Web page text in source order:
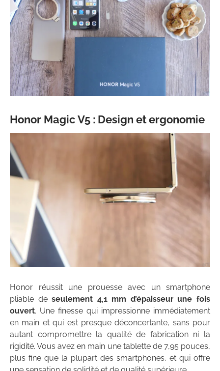
Honor Magic V5 : Design et ergonomie
Honor réussit une prouesse avec un smartphone
pliable deseulement 4,1 mm d’épaisseur une fois
ouvert. Une finesse qui impressionne immédiatement
en main et qui est presque déconcertante, sans pour
autant compromettre la qualité de fabrication ni la
rigidité. Vous avez en main une tablette de 7,95 pouces,
plus fine que la plupart des smartphones, et qui offre